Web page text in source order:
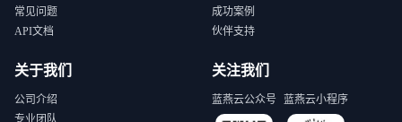
常见问题
API文档
成功案例
伙伴支持
关于我们
公司介绍
关注我们
蓝燕云公众号 蓝燕云小程序